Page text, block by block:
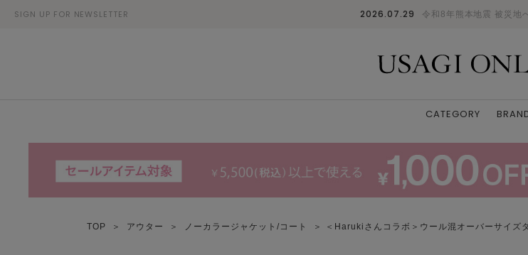
SIGN UP FOR NEWSLETTER 2026.07.29 令和8年熊本地震 被災地
CATEGORY
TOP ＞ アウター ＞ ノーカラージャケット/コート ＞ ＜Harukiさんコラボ＞ウール混オーバーサイズ